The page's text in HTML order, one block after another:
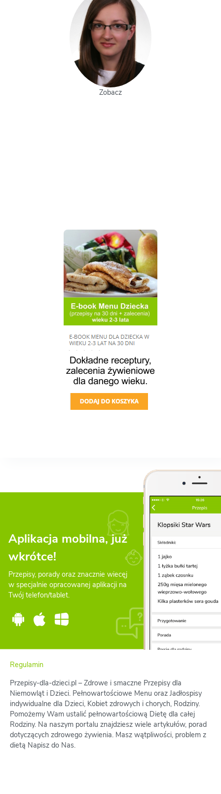
Aplikacja mobilna, już
wkrótce!
Przepisy, porady oraz znacznie wiecęj
w specjalnie opracowanej aplikacji na
Twój telefon/tablet.
Regulamin
Przepisy-dla-dzieci.pl – Zdrowe i smaczne Przepisy dla
Niemowląt i Dzieci. Pełnowartościowe Menu oraz Jadłospisy
indywidualne dla Dzieci, Kobiet zdrowych i chorych, Rodziny.
Pomożemy Wam ustalić pełnowartościową Dietę dla całej
Rodziny. Na naszym portalu znajdziesz wiele artykułów, porad
dotyczących zdrowego żywienia. Masz wątpliwości, problem z
dietą Napisz do Nas.